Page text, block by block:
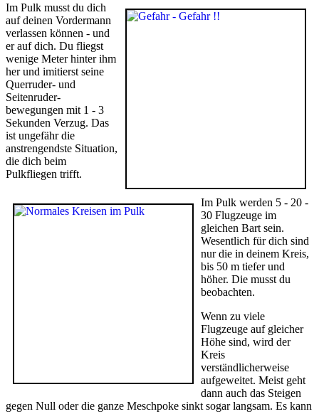
Im Pulk musst du dich
auf deinen Vordermann
verlassen können - und
er auf dich. Du fliegst
wenige Meter hinter ihm
her und imitierst seine
Querruder- und
Seitenruder-
bewegungen mit 1 - 3
Sekunden Verzug. Das
ist ungefähr die
anstrengendste Situation,
die dich beim
Pulkfliegen trifft.
Im Pulk werden 5 - 20 -
30 Flugzeuge im
gleichen Bart sein.
Wesentlich für dich sind
nur die in deinem Kreis,
bis 50 m tiefer und
höher. Die musst du
beobachten.
Wenn zu viele
Flugzeuge auf gleicher
Höhe sind, wird der
Kreis
verständlicherweise
aufgeweitet. Meist geht
dann auch das Steigen
gegen Null oder die ganze Meschpoke sinkt sogar langsam. Es kann